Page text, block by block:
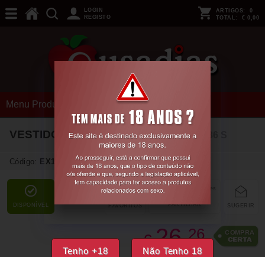
Tenho +18 Não Tenho 18
LOGIN
REGISTO
ARTIGOS: 0
TOTAL: € 0,00
Menu Produtos
VESTIDO E TANGA CR-4373 PRETO
Código: EX16737
DISPONÍVEL SUGERIR
PARTILHAR
FAVORITOS
€26,26